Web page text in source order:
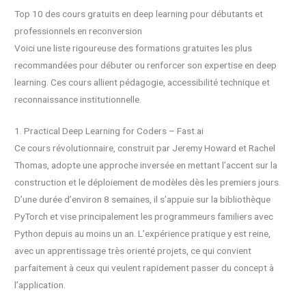
Top 10 des cours gratuits en deep learning pour débutants et
professionnels en reconversion
Voici une liste rigoureuse des formations gratuites les plus
recommandées pour débuter ou renforcer son expertise en deep
learning. Ces cours allient pédagogie, accessibilité technique et
reconnaissance institutionnelle.
1. Practical Deep Learning for Coders – Fast.ai
Ce cours révolutionnaire, construit par Jeremy Howard et Rachel
Thomas, adopte une approche inversée en mettant l’accent sur la
construction et le déploiement de modèles dès les premiers jours.
D’une durée d’environ 8 semaines, il s’appuie sur la bibliothèque
PyTorch et vise principalement les programmeurs familiers avec
Python depuis au moins un an. L’expérience pratique y est reine,
avec un apprentissage très orienté projets, ce qui convient
parfaitement à ceux qui veulent rapidement passer du concept à
l’application.